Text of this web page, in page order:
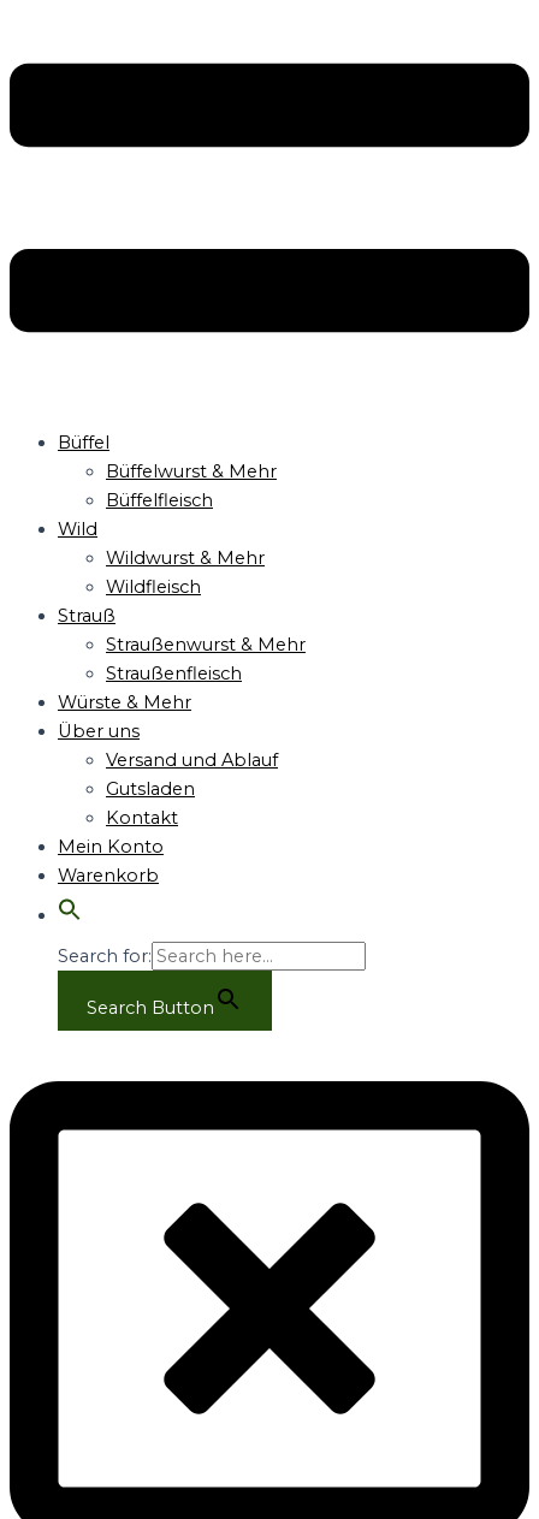
Büffel
Büffelwurst & Mehr
Büffelfleisch
Wild
Wildwurst & Mehr
Wildfleisch
Strauß
Straußenwurst & Mehr
Straußenfleisch
Würste & Mehr
Über uns
Versand und Ablauf
Gutsladen
Kontakt
Mein Konto
Warenkorb
Search for:
Search Button